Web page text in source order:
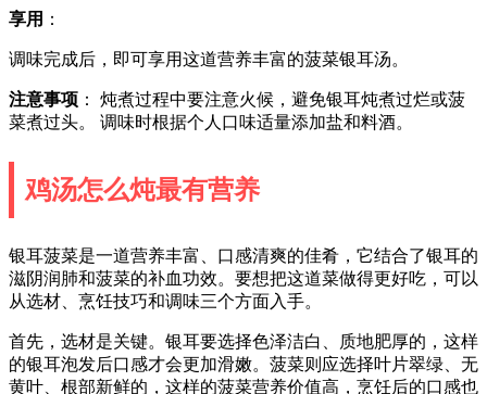
享用 ：
调味完成后，即可享用这道营养丰富的菠菜银耳汤。
注意事项 ： 炖煮过程中要注意火候，避免银耳炖煮过烂或菠
菜煮过头。 调味时根据个人口味适量添加盐和料酒。
鸡汤怎么炖最有营养
银耳菠菜是一道营养丰富、口感清爽的佳肴，它结合了银耳的
滋阴润肺和菠菜的补血功效。要想把这道菜做得更好吃，可以
从选材、烹饪技巧和调味三个方面入手。
首先，选材是关键。银耳要选择色泽洁白、质地肥厚的，这样
的银耳泡发后口感才会更加滑嫩。菠菜则应选择叶片翠绿、无
黄叶、根部新鲜的，这样的菠菜营养价值高，烹饪后的口感也